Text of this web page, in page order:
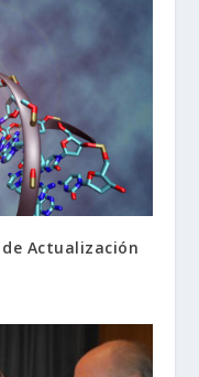
Actualización